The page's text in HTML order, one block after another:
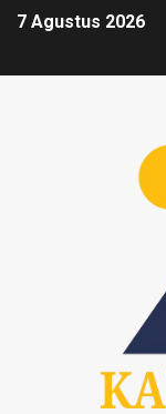
7 Agustus 2026